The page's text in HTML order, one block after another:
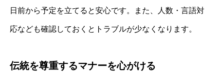
日前から予定を立てると安心です。また、人数・言語対
応なども確認しておくとトラブルが少なくなります。
伝統を尊重するマナーを心がける